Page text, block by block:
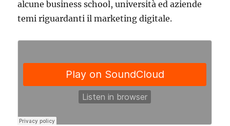
alcune business school, università ed aziende
temi riguardanti il marketing digitale.